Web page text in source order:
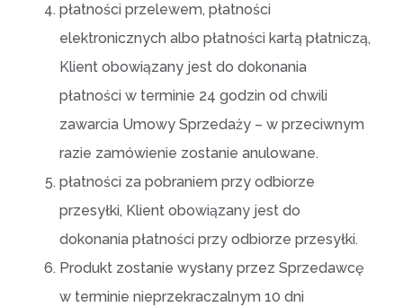
płatności przelewem, płatności
elektronicznych albo płatności kartą płatniczą,
Klient obowiązany jest do dokonania
płatności w terminie 24 godzin od chwili
zawarcia Umowy Sprzedaży – w przeciwnym
razie zamówienie zostanie anulowane.
płatności za pobraniem przy odbiorze
przesyłki, Klient obowiązany jest do
dokonania płatności przy odbiorze przesyłki.
Produkt zostanie wysłany przez Sprzedawcę
w terminie nieprzekraczalnym 10 dni